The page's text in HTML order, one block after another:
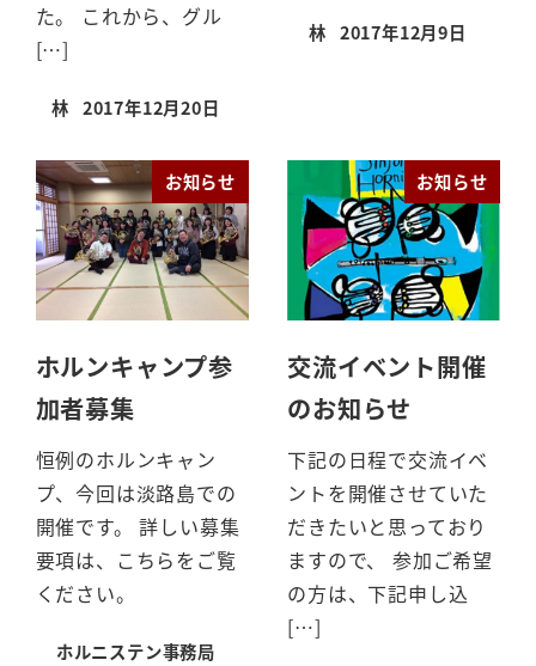
た。 これから、グル
[…]
林
投稿日
2017年12月20日
林
投稿日
2017年12月9日
お知らせ
ホルンキャンプ参
加者募集
恒例のホルンキャン
プ、今回は淡路島での
開催です。 詳しい募集
要項は、こちらをご覧
ください。
ホルニステン事務局
お知らせ
交流イベント開催
のお知らせ
下記の日程で交流イベ
ントを開催させていた
だきたいと思っており
ますので、 参加ご希望
の方は、下記申し込
[…]